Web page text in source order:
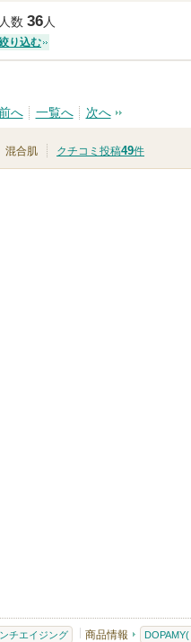
数 36人
り込む
へ 一覧へ 次へ
混合肌 クチコミ投稿49件
チエイジング 商品情報